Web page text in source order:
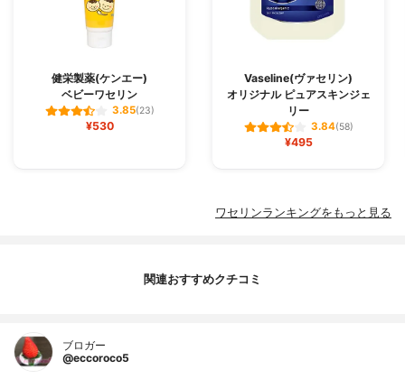
健栄製薬(ケンエー)
ベビーワセリン
3.85(23)
¥530
Vaseline(ヴァセリン)
オリジナル ピュアスキンジェ
リー
3.84(58)
¥495
ワセリンランキングをもっと見る
関連おすすめクチコミ
ブロガー
@eccoroco5